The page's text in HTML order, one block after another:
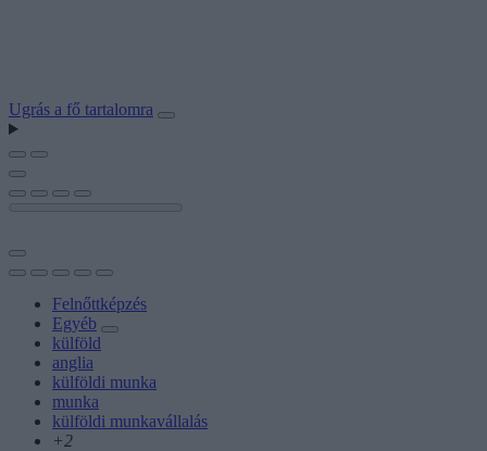
Ugrás a fő tartalomra
Felnőttképzés
Egyéb
külföld
anglia
külföldi munka
munka
külföldi munkavállalás
+2